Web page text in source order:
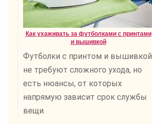
Как ухаживать за футболками с принтами
и вышивкой
Футболки с принтом и вышивкой
не требуют сложного ухода, но
есть нюансы, от которых
напрямую зависит срок службы
вещи.